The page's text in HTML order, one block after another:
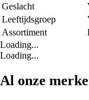
Geslacht
Leeftijdsgroep
Assortiment
Loading...
Loading...
Al onze